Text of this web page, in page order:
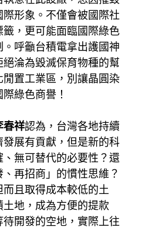
形象。不僅會被國際社
，更可能面臨國際綠色
呼籲台積電拿出護國神
淪為毀滅保育物種的幫
置工業區，別讓晶圓染
綠色商譽！
春祥認為，台灣各地持續
發展有貢獻，但是新的科
無可替代的必要性？還
再招商」的慣性思維？
且取得成本較低的土
地，成為方便的提款
開發的空地，實際上往